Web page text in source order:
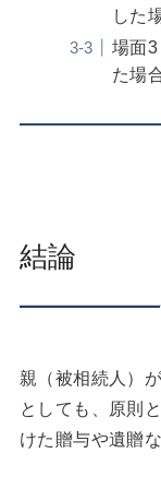
した
場面
た場
結論
親（被相続人）
としても、原則
けた贈与や遺贈